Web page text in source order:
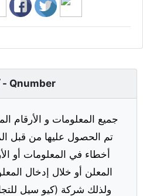
كيو نمبر - Qnumber
جميع المعلومات و الأرقام
تم الحصول عليها من قبل
أخطاء في المعلومات أو
المعلن أو خلال إدخال
ولذلك شركة (كيو سيل